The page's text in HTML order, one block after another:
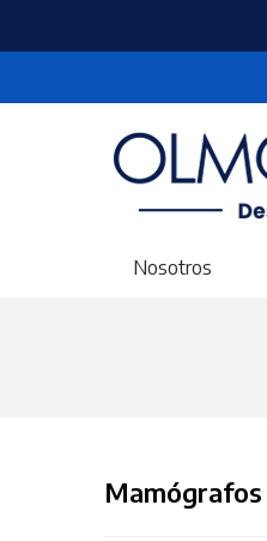
Nosotros
Mamógrafos